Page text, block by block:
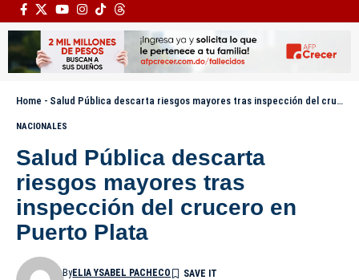
Home - Salud Pública descarta riesgos mayores tras inspección del crucero en Puerto Plata
NACIONALES
Salud Pública descarta
riesgos mayores tras
inspección del crucero en
Puerto Plata
ByELIA YSABEL PACHECO